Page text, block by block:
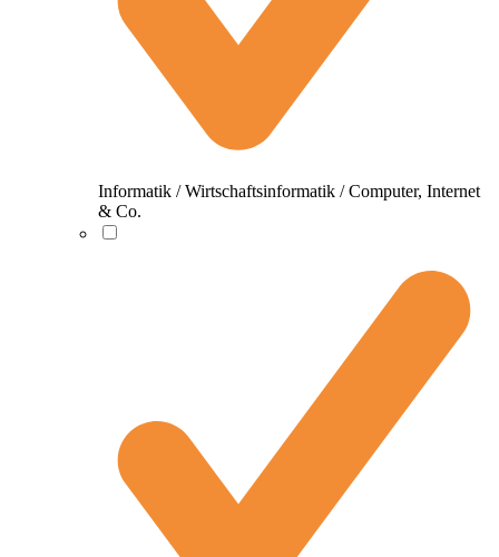
Informatik / Wirtschaftsinformatik / Computer, Internet
& Co.